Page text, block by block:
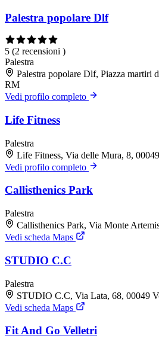
Palestra popolare Dlf
5 (2 recensioni )
Palestra
Palestra popolare Dlf, Piazza martiri
RM
Vedi profilo completo
Life Fitness
Palestra
Life Fitness, Via delle Mura, 8,
Vedi profilo completo
Callisthenics Park
Palestra
Callisthenics Park, Via Monte
Vedi scheda Maps
STUDIO C.C
Palestra
STUDIO C.C, Via Lata, 68, 00049
Vedi scheda Maps
Fit And Go Velletri